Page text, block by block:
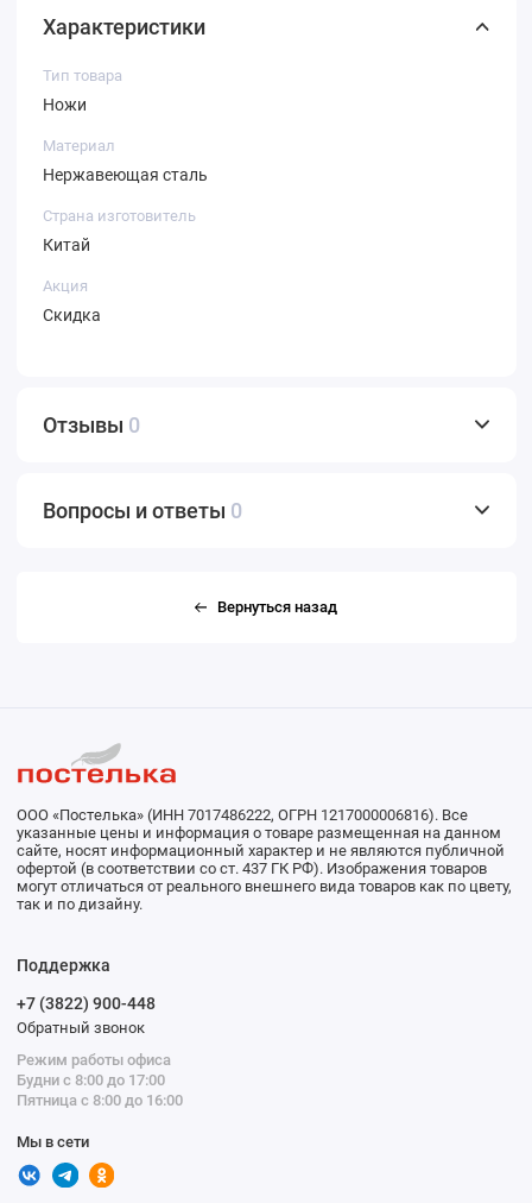
Характеристики
Тип товара
Ножи
Материал
Нержавеющая сталь
Страна изготовитель
Китай
Акция
Скидка
Отзывы 0
Вопросы и ответы 0
Вернуться назад
ООО «Постелька» (ИНН 7017486222, ОГРН 1217000006816). Все
указанные цены и информация о товаре размещенная на данном
сайте, носят информационный характер и не являются публичной
офертой (в соответствии со ст. 437 ГК РФ). Изображения товаров
могут отличаться от реального внешнего вида товаров как по цвету,
так и по дизайну.
Поддержка
+7 (3822) 900-448
Обратный звонок
Режим работы офиса
Будни с 8:00 до 17:00
Пятница с 8:00 до 16:00
Мы в сети